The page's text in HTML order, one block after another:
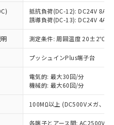
抵抗負荷(DC-12): DC24V 8A/
誘導負荷(DC-13): DC24V 4A/
測定条件: 周囲温度 20±2℃、
プッシュインPlus端子台
電気的: 最大30回/分
機械的: 最大60回/分
100MΩ以上 (DC500Vメガ、点
各端子とアース間: AC2500V
状況および標準価格
せていただくもので
業取扱商品の中には、
象外となる商品もある
ださい。
標準価格照会結果は、
新日時点での社内デー
されるものであり、閲
の実際の在庫および標
る場合があることをご
査中または確認中の
料など無形物で、有
い商品です。
判明した場合などや
があります。
(Hg) 1000ppm以下、 カド
以下、ポリ臭化ビフェニル
リ臭化ジフェニルエーテル類
タル酸ビス(2-エチルヘキシ
含有率が中国RoHSの
を示します。
含有率が中国RoHSの
とを示します。
(GB/T26572)：
) : 1000ppm、 Cd(カドミウ
、 PBBs(ポリ臭化ビフェ
貴社製品のうち、外国
貿易法に定める商品
等」という）を輸出
提供する場合は、日本
可(または役務取引許
どの必要な手続きを